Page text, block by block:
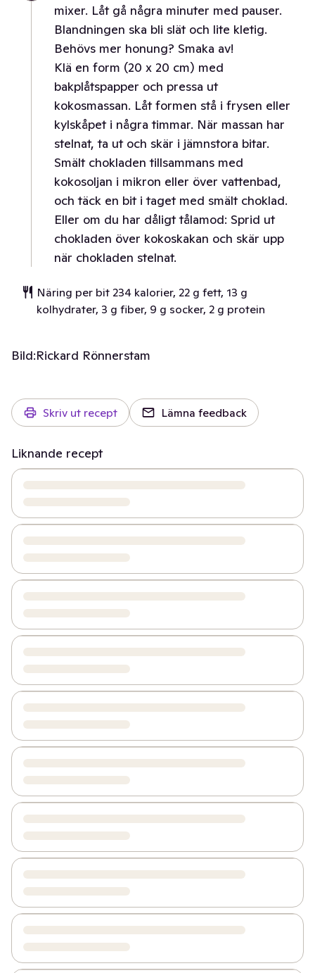
mixer. Låt gå några minuter med pauser.
Blandningen ska bli slät och lite kletig.
Behövs mer honung? Smaka av!
Klä en form (20 x 20 cm) med
bakplåtspapper och pressa ut
kokosmassan. Låt formen stå i frysen eller
kylskåpet i några timmar. När massan har
stelnat, ta ut och skär i jämnstora bitar.
Smält chokladen tillsammans med
kokosoljan i mikron eller över vattenbad,
och täck en bit i taget med smält choklad.
Eller om du har dåligt tålamod: Sprid ut
chokladen över kokoskakan och skär upp
när chokladen stelnat.
Näring per bit 234 kalorier, 22 g fett, 13 g
kolhydrater, 3 g fiber, 9 g socker, 2 g protein
Bild:Rickard Rönnerstam
Skriv ut recept Lämna feedback
Liknande recept